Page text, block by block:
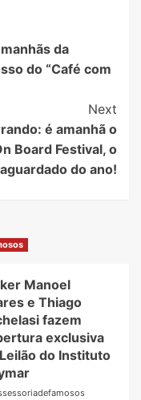
da
do “Café com
Next
é amanhã o
Board Festival, o
do ano!
Manoel
e Thiago
fazem
exclusiva
do Instituto